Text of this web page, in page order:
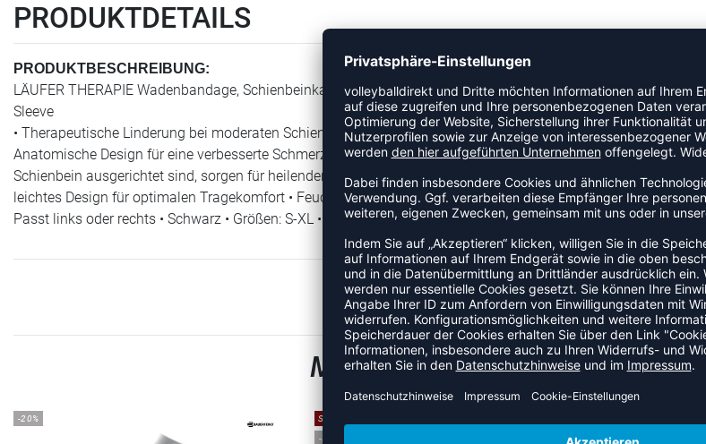
PRODUKTDETAILS
PRODUKTBESCHREIBUNG:
LÄUFER THERAPIE Wadenbandage, Schienbeinkantensyndrom, schwarz 4102 Läufertherapie
Sleeve
• Therapeutische Linderung bei moderaten Schienbeinkantensyndrom mit erhöhter Muskelbelastung. • Dual-
Anatomische Design für eine verbesserte Schmerzlinderung und Unterstützung • Konturierte Stützpolster, die
Schienbein ausgerichtet sind, sorgen für heilenden Druck • (2 Stütz-Pads - einstellbar / abnehmbar) •
leichtes Design für optimalen Tragekomfort • Feuchtigkeitsabweisendes, atmungsaktives Material mit 4-
Passt links oder rechts • Schwarz • Größen: S-XL • Material: 46% Nylon / 11% Polyester / 23% TPU / 20% EVA
ZULETZT
MEHR AUS DER KATEGORIE
-20%
SALE
-35%